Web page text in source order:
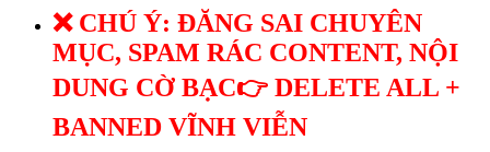
❌ CHÚ Ý: ĐĂNG SAI CHUYÊN
MỤC, SPAM RÁC CONTENT, NỘI
DUNG CỜ BẠC👉 DELETE ALL +
BANNED VĨNH VIỄN